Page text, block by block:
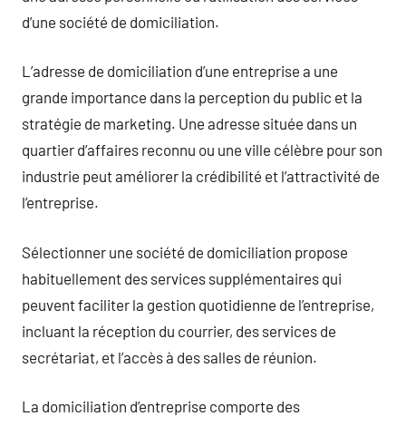
d’une société de domiciliation.
L’adresse de domiciliation d’une entreprise a une
grande importance dans la perception du public et la
stratégie de marketing. Une adresse située dans un
quartier d’affaires reconnu ou une ville célèbre pour son
industrie peut améliorer la crédibilité et l’attractivité de
l’entreprise.
Sélectionner une société de domiciliation propose
habituellement des services supplémentaires qui
peuvent faciliter la gestion quotidienne de l’entreprise,
incluant la réception du courrier, des services de
secrétariat, et l’accès à des salles de réunion.
La domiciliation d’entreprise comporte des